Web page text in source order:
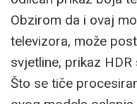
Obzirom da i ovaj
televizora, može
svjetline, prikaz
Što se tiče